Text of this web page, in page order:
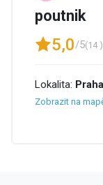
poutnik
5,0/5(14 )
Lokalita:
Zobrazit na